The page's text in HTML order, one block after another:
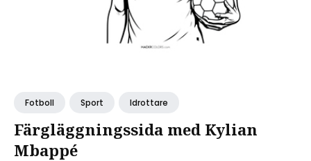
Fotboll Sport Idrottare
Färgläggningssida med Kylian
Mbappé